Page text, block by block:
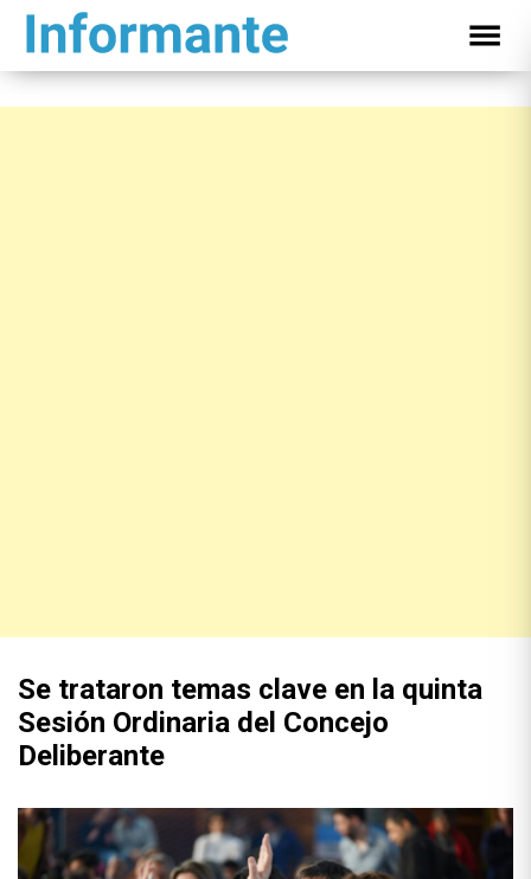
Se trataron temas clave en la quinta
Sesión Ordinaria del Concejo
Deliberante